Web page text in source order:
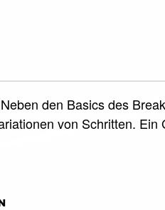
den Basics des
von Schritten. Ein